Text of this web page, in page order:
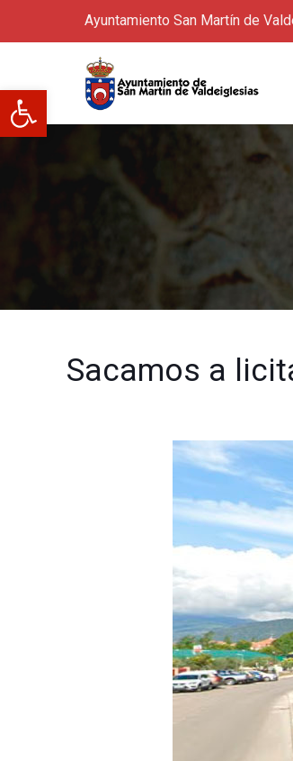
Abrir barra de herramientas
Ayuntamiento San Martín de
Sacamos a